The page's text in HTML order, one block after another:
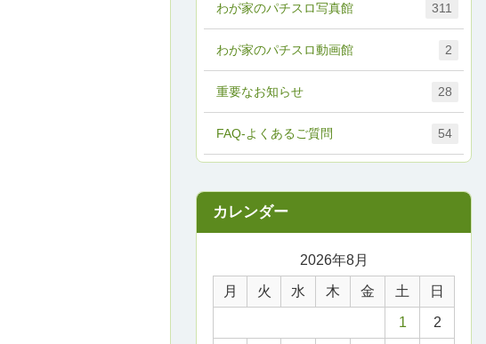
FAQ-よくあるご質問 54
わが家のパチスロ写真館 311
わが家のパチスロ動画館 2
重要なお知らせ 28
2026年8月
月 火 水 木 金 土 日
1 2